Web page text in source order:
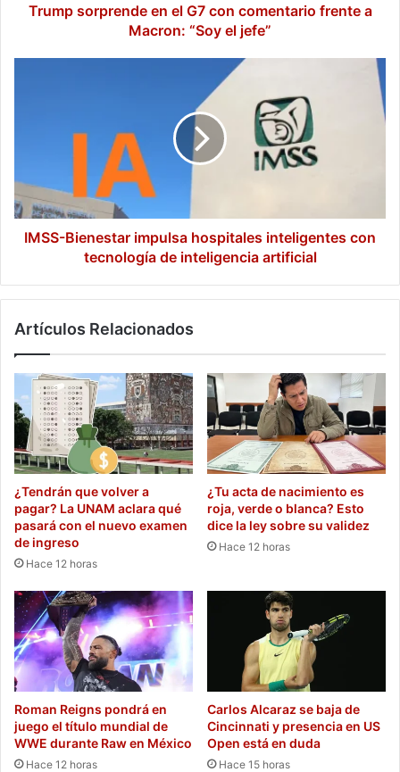
Macron:
Trump sorprende en el G7 con comentario frente a
Macron: “Soy el jefe”
tecnología
de
inteligencia
artificial
IMSS-Bienestar impulsa hospitales inteligentes con
tecnología de inteligencia artificial
Artículos Relacionados
¿Tendrán que volver a
pagar? La UNAM aclara qué
pasará con el nuevo examen
de ingreso
Hace 12 horas
¿Tu acta de nacimiento es
roja, verde o blanca? Esto
dice la ley sobre su validez
Hace 12 horas
Roman Reigns pondrá en
juego el título mundial de
WWE durante Raw en México
Hace 12 horas
Carlos Alcaraz se baja de
Cincinnati y presencia en US
Open está en duda
Hace 15 horas